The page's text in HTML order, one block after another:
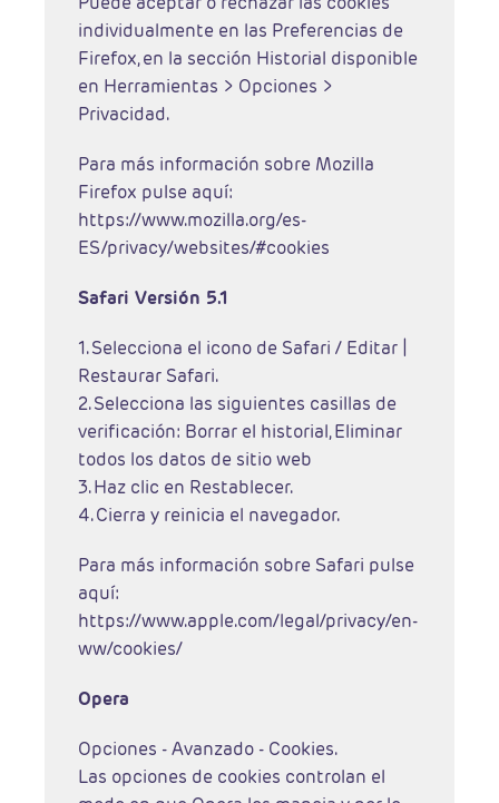
individualmente en las Preferencias de
Firefox, en la sección Historial disponible
en Herramientas > Opciones >
Privacidad.
Para más información sobre Mozilla
Firefox pulse aquí:
https://www.mozilla.org/es-
ES/privacy/websites/#cookies
Safari Versión 5.1
1. Selecciona el icono de Safari / Editar |
Restaurar Safari.
2. Selecciona las siguientes casillas de
verificación: Borrar el historial, Eliminar
todos los datos de sitio web
3. Haz clic en Restablecer.
4. Cierra y reinicia el navegador.
Para más información sobre Safari pulse
aquí:
https://www.apple.com/legal/privacy/en-
ww/cookies/
Opera
Opciones - Avanzado - Cookies.
Las opciones de cookies controlan el